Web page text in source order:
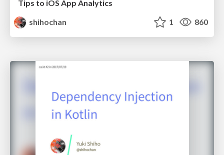
Tips to iOS App Analytics
shihochan
1 860